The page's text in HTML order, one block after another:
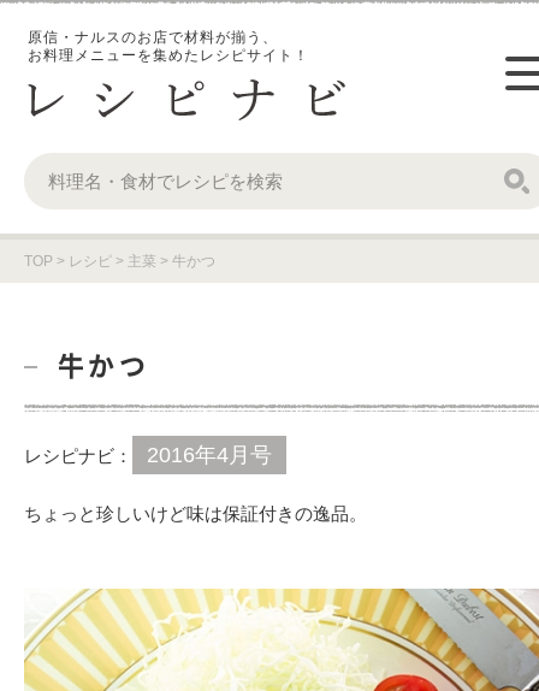
原信・ナルスのお店で材料が揃う、
お料理メニューを集めたレシピサイト！
TOP > レシピ > 主菜 > 牛かつ
牛かつ
レシピナビ： 2016年4月号
ちょっと珍しいけど味は保証付きの逸品。